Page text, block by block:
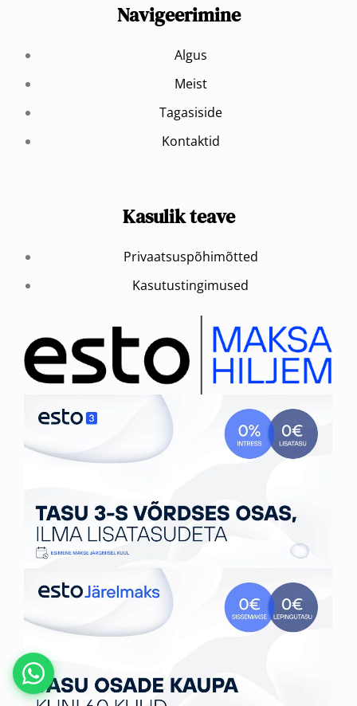
Navigeerimine
Algus
Meist
Tagasiside
Kontaktid
Kasulik teave
Privaatsuspõhimõtted
Kasutustingimused